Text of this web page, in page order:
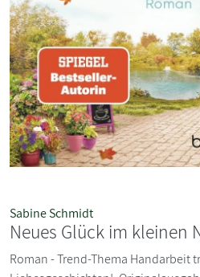
Sabine Schmidt
Neues Glück im kleinen
Roman - Trend-Thema Handarbeit